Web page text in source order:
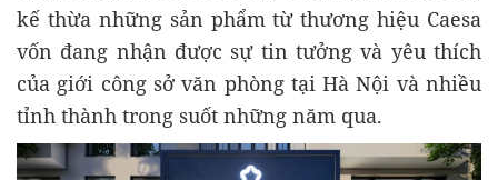
kế thừa những sản phẩm từ thương hiệu Caesa
vốn đang nhận được sự tin tưởng và yêu thích
của giới công sở văn phòng tại Hà Nội và nhiều
tỉnh thành trong suốt những năm qua.